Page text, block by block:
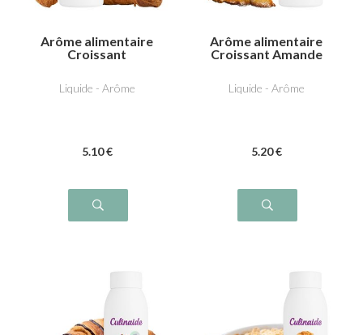
Arôme alimentaire
Croissant
Liquide - Arôme
5.10 €
Arôme alimentaire
Croissant Amande
Liquide - Arôme
5.20 €